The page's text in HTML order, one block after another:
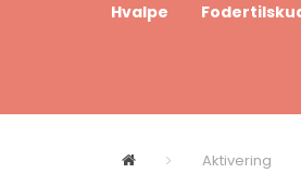
Hvalpe
Aktivering